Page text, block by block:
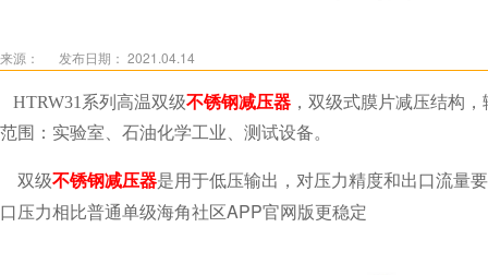
来源： 发布日期： 2021.04.14
HTRW31系列高温双级不锈钢减压器 ，双级式膜片减压结构
范围：实验室、石油化学工业、测试设备。
双级不锈钢减压器是用于低压输出，对压力精度和出口流量要
口压力相比普通单级海角社区APP官网版更稳定